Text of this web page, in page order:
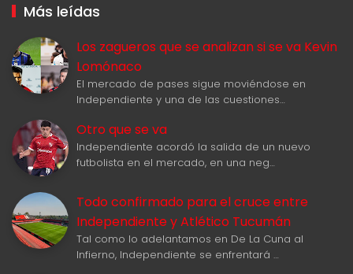
Más leídas
Los zagueros que se analizan si se va Kevin
Lomónaco
El mercado de pases sigue moviéndose en
Independiente y una de las cuestiones…
Otro que se va
Independiente acordó la salida de un nuevo
futbolista en el mercado, en una neg…
Todo confirmado para el cruce entre
Independiente y Atlético Tucumán
Tal como lo adelantamos en De La Cuna al
Infierno, Independiente se enfrentará …